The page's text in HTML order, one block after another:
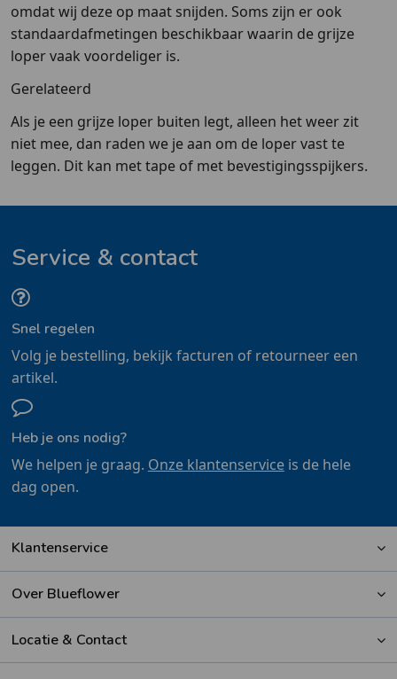
omdat wij deze op maat snijden. Soms zijn er ook
standaardafmetingen beschikbaar waarin de grijze
loper vaak voordeliger is.
Gerelateerd
Als je een grijze loper buiten legt, alleen het weer zit
niet mee, dan raden we je aan om de loper vast te
leggen. Dit kan met tape of met bevestigingsspijkers.
Service & contact
Snel regelen
Volg je bestelling, bekijk facturen of retourneer een
artikel.
Heb je ons nodig?
We helpen je graag. Onze klantenserviceis de hele
dag open.
Klantenservice
Over Blueflower
Locatie & Contact